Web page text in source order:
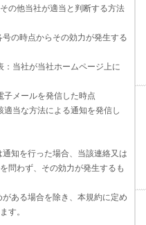
の他当社が適当と判断する方法
の時点からその効力が発生する
当社が当社ホームページ上に
メールを発信した時点
当な方法による通知を発信し
知を行った場合、当該連絡又は
問わず、その効力が発生するも
ある場合を除き、本規約に定め
す。